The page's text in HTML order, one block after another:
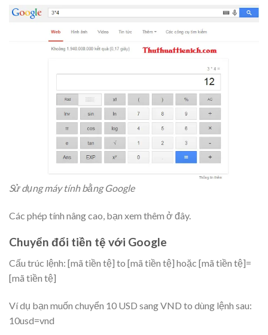
Sử dụng máy tính bằng Google
Các phép tính nâng cao, bạn xem thêm ở đây.
Chuyển đổi tiền tệ với Google
Cấu trúc lệnh: [mã tiền tệ] to [mã tiền tệ] hoặc [mã tiền tệ]=
[mã tiền tệ]
Ví dụ bạn muốn chuyển 10 USD sang VND to dùng lệnh sau:
10usd=vnd